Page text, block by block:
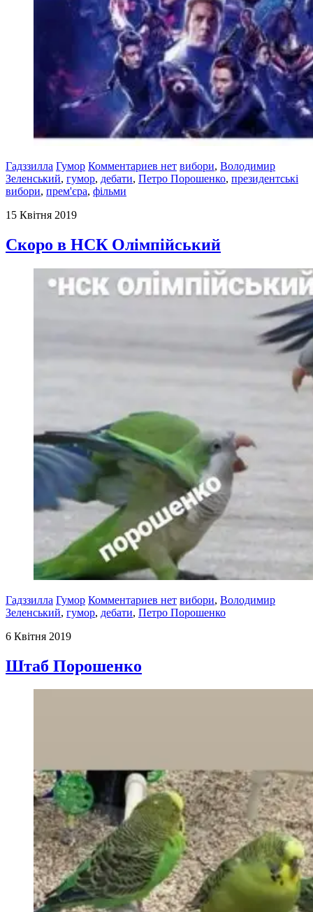
Гадззилла Гумор Комментариев нет вибори, Володимир
Зеленський, гумор, дебати, Петро Порошенко, президентські
вибори, прем'єра, фільми
15 Квітня 2019
Скоро в НСК Олімпійський
Гадззилла Гумор Комментариев нет вибори, Володимир
Зеленський, гумор, дебати, Петро Порошенко
6 Квітня 2019
Штаб Порошенко